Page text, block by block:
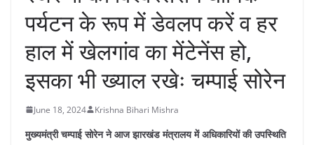
पर्यटन के रूप में डेवलप करें व हर
हाल में खेलगांव का मेंटेनेंस हो,
इसका भी ख्याल रखेः चम्पाई सोरेन
June 18, 2024 Krishna Bihari Mishra
मुख्यमंत्री चम्पाई सोरेन ने आज झारखंड मंत्रालय में अधिकारियों की उपस्थिति